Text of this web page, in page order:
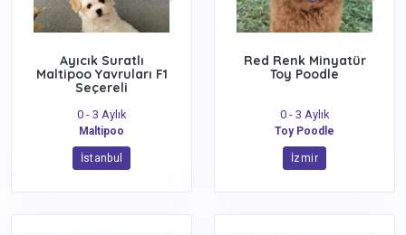
Ayıcık Suratlı
Maltipoo Yavruları F1
Seçereli
0 - 3 Aylık
Maltipoo
İstanbul
Red Renk Minyatür
Toy Poodle
0 - 3 Aylık
Toy Poodle
İzmir